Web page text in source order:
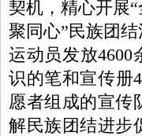
契机，精心开展
聚同心”民族团
运动员发放4600
识的笔和宣传册
愿者组成的宣传
解民族团结进步